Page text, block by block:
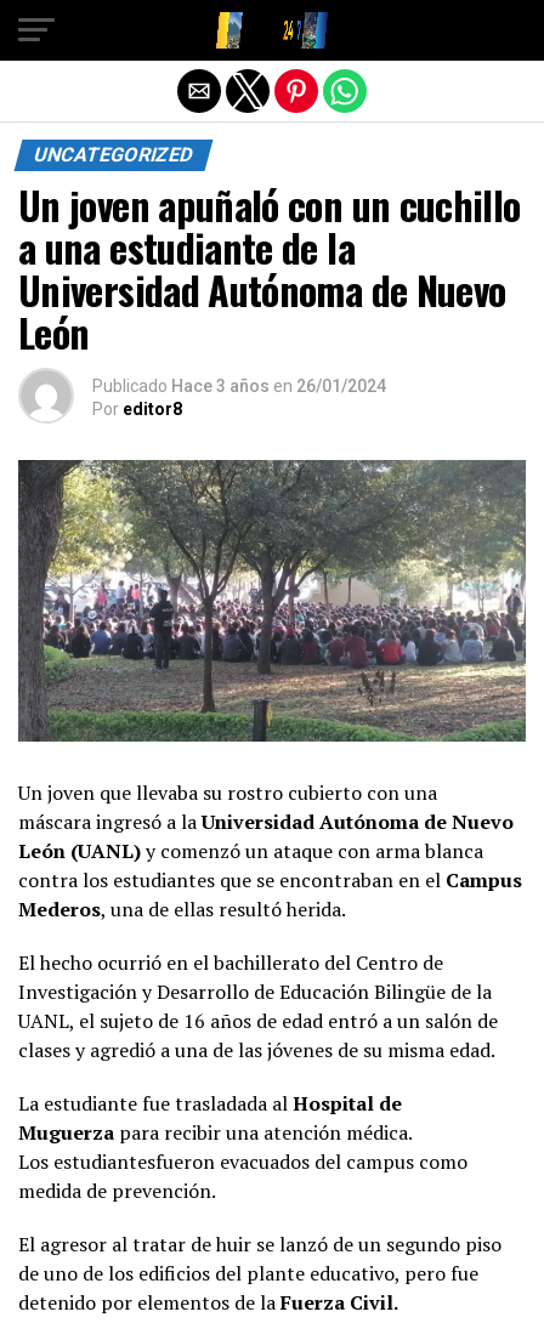
UNCATEGORIZED
Un joven apuñaló con un cuchillo
a una estudiante de la
Universidad Autónoma de Nuevo
León
Publicado Hace 3 años en 26/01/2024
Por editor8
Un joven que llevaba su rostro cubierto con una
máscara ingresó a laUniversidad Autónoma de Nuevo
León (UANL)y comenzó un ataque con arma blanca
contra los estudiantes que se encontraban en el Campus
Mederos, una de ellas resultó herida.
El hecho ocurrió en el bachillerato del Centro de
Investigación y Desarrollo de Educación Bilingüe de la
UANL, el sujeto de 16 años de edad entró a un salón de
clases y agredió a una de las jóvenes de su misma edad.
La estudiante fue trasladada alHospital de
Muguerza para recibir una atención médica.
Los estudiantesfueron evacuados del campus como
medida de prevención.
El agresor al tratar de huir se lanzó de un segundo piso
de uno de los edificios del plante educativo, pero fue
detenido por elementos de laFuerza Civil.
Salir de la versión móvil